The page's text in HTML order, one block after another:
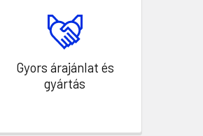
Gyors árajánlat és
gyártás